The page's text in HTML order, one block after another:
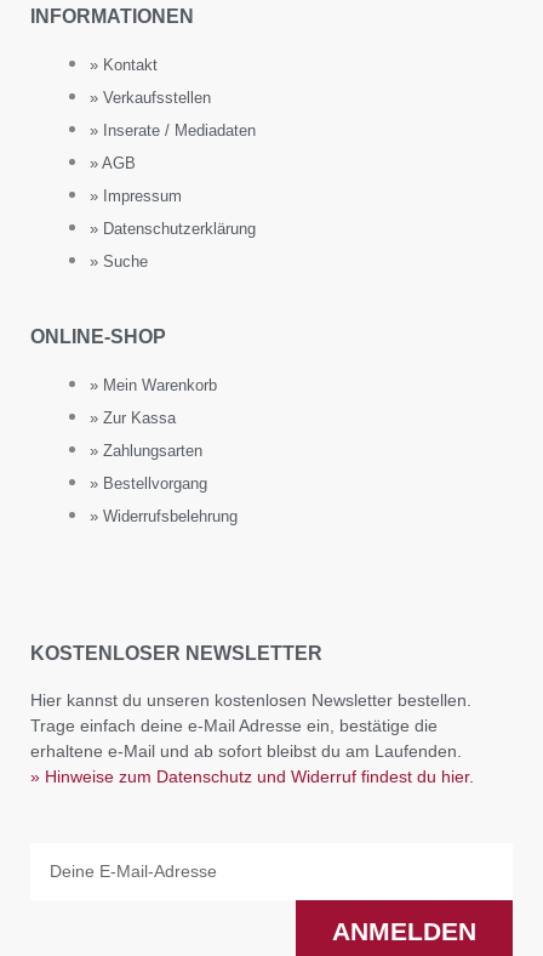
INFORMATIONEN
» Kontakt
» Verkaufsstellen
» Inserate / Mediadaten
» AGB
» Impressum
» Datenschutzerklärung
» Suche
ONLINE-SHOP
» Mein Warenkorb
» Zur Kassa
» Zahlungsarten
» Bestellvorgang
» Widerrufsbelehrung
KOSTENLOSER NEWSLETTER
Hier kannst du unseren kostenlosen Newsletter bestellen.
Trage einfach deine e-Mail Adresse ein, bestätige die
erhaltene e-Mail und ab sofort bleibst du am Laufenden.
» Hinweise zum Datenschutz und Widerruf findest du hier.
ANMELDEN